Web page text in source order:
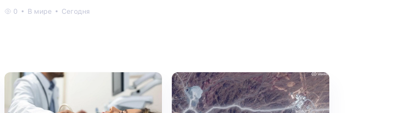
0 В мире Сегодня